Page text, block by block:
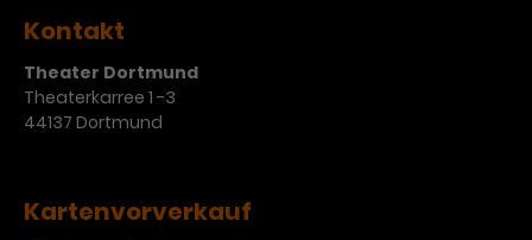
Zweck
Werbekampagnen über
verschiedene Websites hinweg.
Kontakt
Theater Dortmund
Theaterkarree 1 -3
44137 Dortmund
Kartenvorverkauf